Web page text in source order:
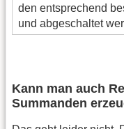
den entsprechend
und abgeschaltet
Kann man auch
Summanden